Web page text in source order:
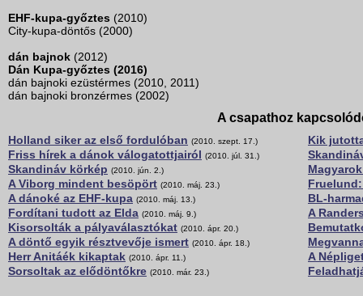
EHF-kupa-győztes (2010)
City-kupa-döntős (2000)
dán bajnok (2012)
Dán Kupa-győztes (2016)
dán bajnoki ezüstérmes (2010, 2011)
dán bajnoki bronzérmes (2002)
A csapathoz
Holland siker az első fordulóban (2010. szept. 17.)
Friss hírek a dánok válogatottjairól (2010. júl. 31.)
Skandináv körkép (2010. jún. 2.)
A Viborg mindent besöpört (2010. máj. 23.)
A dánoké az EHF-kupa (2010. máj. 13.)
Fordítani tudott az Elda (2010. máj. 9.)
Kisorsolták a pályaválasztókat (2010. ápr. 20.)
A döntő egyik résztvevője ismert (2010. ápr. 18.)
Herr Anitáék kikaptak (2010. ápr. 11.)
Sorsoltak az elődöntőkre (2010. már. 23.)
Kik
BL-
A
A